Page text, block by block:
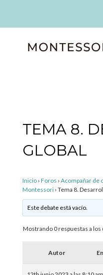
TEMA 8.
GLOBAL
Inicio › Foros › Acompañar de
Montessori › Tema 8.
Este debate está vacío.
Mostrando 0 respuestas a los
Autor